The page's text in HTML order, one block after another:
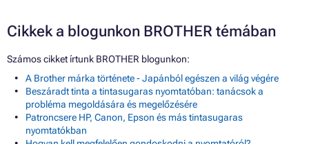
Cikkek a blogunkon BROTHER témában
Számos cikket írtunk BROTHER blogunkon:
A Brother márka története - Japánból egészen a világ végére
Beszáradt tinta a tintasugaras nyomtatóban: tanácsok a
probléma megoldására és megelőzésére
Patroncsere HP, Canon, Epson és más tintasugaras
nyomtatókban